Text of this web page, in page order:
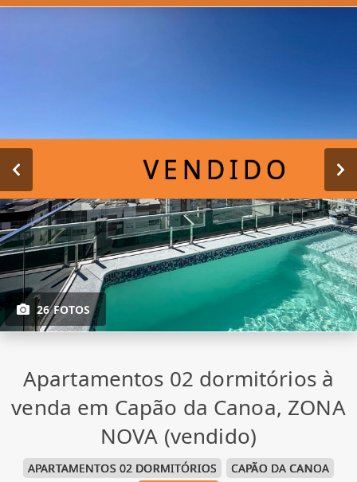
26 FOTOS
VENDIDO
Apartamentos 02 dormitórios à
venda em Capão da Canoa, ZONA
NOVA (vendido)
APARTAMENTOS 02 DORMITÓRIOS
CAPÃO DA CANOA